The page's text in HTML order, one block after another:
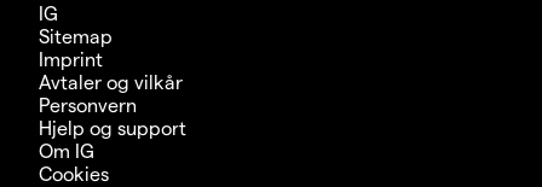
IG
Sitemap
Imprint
Avtaler og vilkår
Personvern
Hjelp og support
Om IG
Cookies